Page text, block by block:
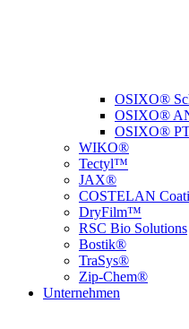
OSIXO®
OSIXO®
OSIXO®
WIKO®
Tectyl™
JAX®
COSTELAN
DryFilm™
RSC Bio Solutions
Bostik®
TraSys®
Zip-Chem®
Unternehmen